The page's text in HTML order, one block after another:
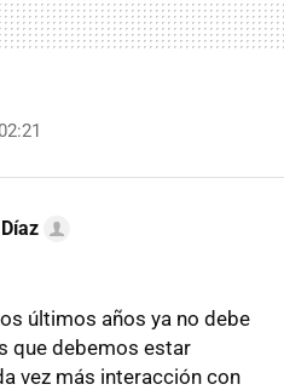
últimos años ya no debe
que debemos estar
vez más interacción con